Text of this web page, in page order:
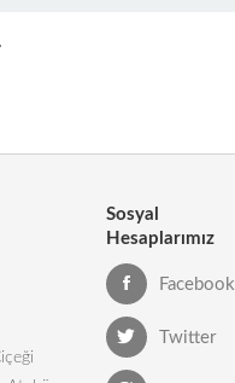
Sosyal
Hesaplarımız
Facebook
Twitter